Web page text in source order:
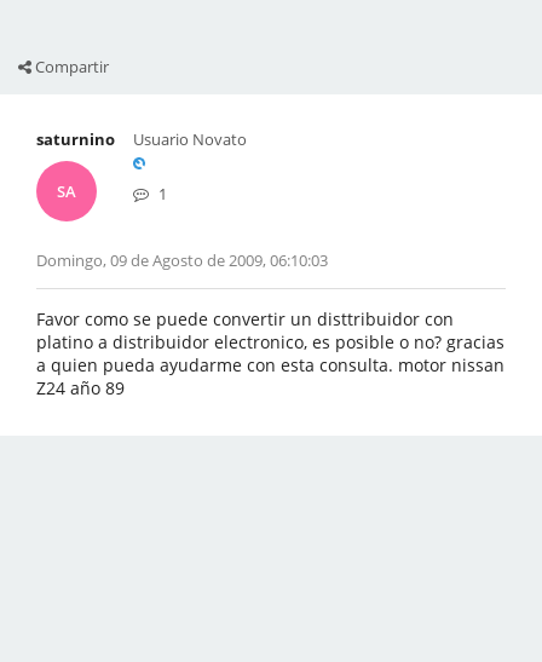
Compartir
saturnino
SA
Usuario Novato
1
Domingo, 09 de Agosto de 2009, 06:10:03
Favor como se puede convertir un disttribuidor con
platino a distribuidor electronico, es posible o no? gracias
a quien pueda ayudarme con esta consulta. motor nissan
Z24 año 89